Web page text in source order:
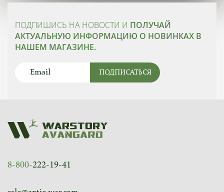
ПОДПИШИСЬ НА НОВОСТИ И ПОЛУЧАЙ
АКТУАЛЬНУЮ ИНФОРМАЦИЮ О НОВИНКАХ В
НАШЕМ МАГАЗИНЕ.
ПОДПИСАТЬСЯ
8-800-222-19-41